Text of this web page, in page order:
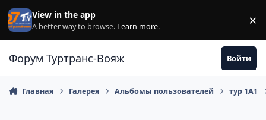
Перейти к содержанию
View in the app
A better way to browse. Learn more. ×
Форум Туртранс-Вояж Войти
Главная Галерея Альбомы пользователей тур 1А1